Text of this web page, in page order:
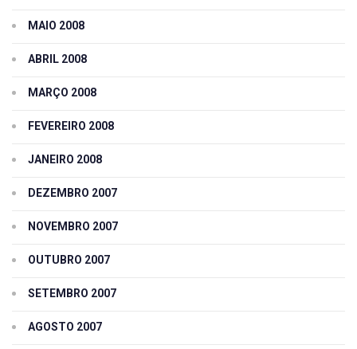
MAIO 2008
ABRIL 2008
MARÇO 2008
FEVEREIRO 2008
JANEIRO 2008
DEZEMBRO 2007
NOVEMBRO 2007
OUTUBRO 2007
SETEMBRO 2007
AGOSTO 2007